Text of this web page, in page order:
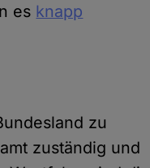
es knapp
zu
zuständig und